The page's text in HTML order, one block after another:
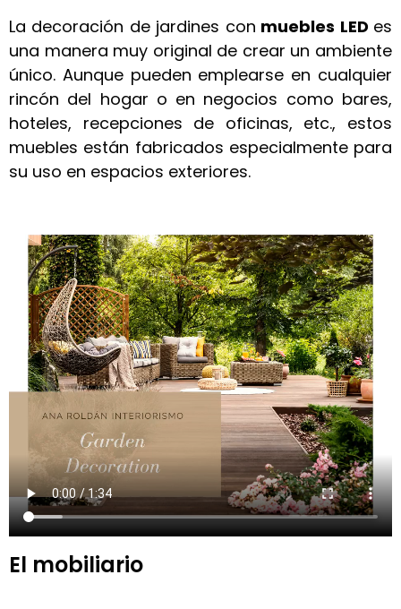
La decoración de jardines con muebles LED es
una manera muy original de crear un ambiente
único. Aunque pueden emplearse en cualquier
rincón del hogar o en negocios como bares,
hoteles, recepciones de oficinas, etc., estos
muebles están fabricados especialmente para
su uso en espacios exteriores.
El mobiliario